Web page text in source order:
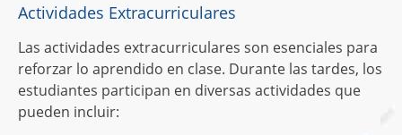
Actividades Extracurriculares
Las actividades extracurriculares son esenciales para
reforzar lo aprendido en clase. Durante las tardes, los
estudiantes participan en diversas actividades que
pueden incluir: